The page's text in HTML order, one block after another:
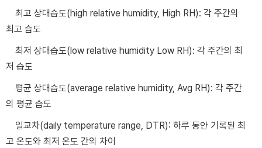
최고 상대습도(high relative humidity, High RH): 각 주간의
최고 습도
최저 상대습도(low relative humidity Low RH): 각 주간의 최
저 습도
평균 상대습도(average relative humidity, Avg RH): 각 주간
의 평균 습도
일교차(daily temperature range, DTR): 하루 동안 기록된 최
고 온도와 최저 온도 간의 차이